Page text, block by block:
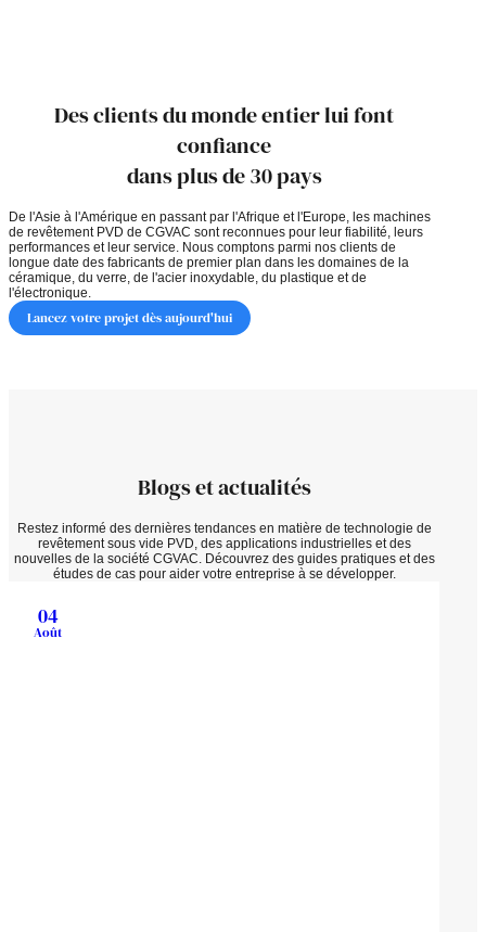
Des clients du monde entier lui font
confiance
dans plus de 30 pays
De l'Asie à l'Amérique en passant par l'Afrique et l'Europe, les machines
de revêtement PVD de CGVAC sont reconnues pour leur fiabilité, leurs
performances et leur service. Nous comptons parmi nos clients de
longue date des fabricants de premier plan dans les domaines de la
céramique, du verre, de l'acier inoxydable, du plastique et de
l'électronique.
Lancez votre projet dès aujourd'hui
Blogs et actualités
Restez informé des dernières tendances en matière de technologie de
revêtement sous vide PVD, des applications industrielles et des
nouvelles de la société CGVAC. Découvrez des guides pratiques et des
études de cas pour aider votre entreprise à se développer.
04
Août